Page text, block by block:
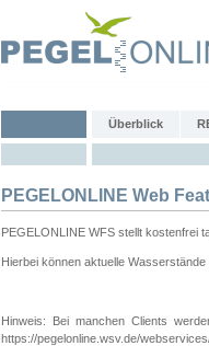
Überblick
PEGELONLINE Web
PEGELONLINE WFS stellt kostenfrei
Hierbei können aktuelle
Hinweis: Bei manchen Clients
https://pegelonline.wsv.de/